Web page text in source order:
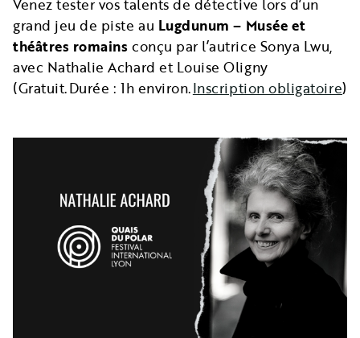
Venez tester vos talents de détective lors d’un
grand jeu de piste au Lugdunum – Musée et
théâtres romains conçu par l’autrice Sonya Lwu,
avec Nathalie Achard et Louise Oligny
(Gratuit.Durée : 1h environ.Inscription obligatoire)